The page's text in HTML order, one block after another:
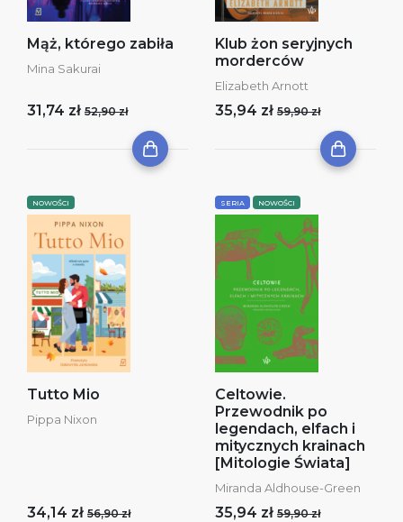
Mąż, którego zabiła
Mina Sakurai
31,74 zł 52,90 zł
Klub żon seryjnych
morderców
Elizabeth Arnott
35,94 zł 59,90 zł
NOWOŚCI
Tutto Mio
Pippa Nixon
34,14 zł 56,90 zł
SERIA NOWOŚCI
Celtowie.
Przewodnik po
legendach, elfach i
mitycznych krainach
[Mitologie Świata]
Miranda Aldhouse-Green
35,94 zł 59,90 zł